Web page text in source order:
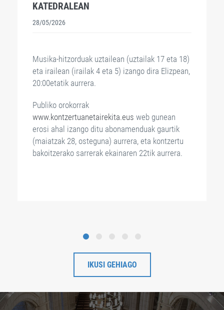
KATEDRALEAN
28/05/2026
Musika-hitzorduak uztailean (uztailak 17 eta 18)
eta irailean (irailak 4 eta 5) izango dira Elizpean,
20:00etatik aurrera.
Publiko orokorrak
www.kontzertuanetairekita.eus web gunean
erosi ahal izango ditu abonamenduak gaurtik
(maiatzak 28, osteguna) aurrera, eta kontzertu
bakoitzerako sarrerak ekainaren 22tik aurrera.
IKUSI GEHIAGO